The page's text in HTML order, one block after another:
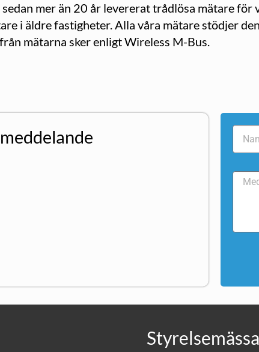
mer än 20 år levererat trådlösa mätare för
i äldre fastigheter. Alla våra mätare stödjer
mätarna sker enligt Wireless M-Bus.